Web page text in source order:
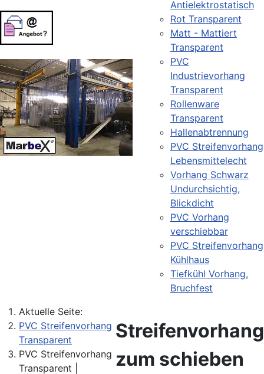
Antielektrostatisch
Rot Transparent
Matt - Mattiert
Transparent
PVC
Industrievorhang
Transparent
Rollenware
Transparent
Hallenabtrennung
PVC Streifenvorhang
Lebensmittelecht
Vorhang Schwarz
Undurchsichtig,
Blickdicht
PVC Vorhang
verschiebbar
PVC Streifenvorhang
Kühlhaus
Tiefkühl Vorhang,
Bruchfest
Aktuelle Seite:
PVC Streifenvorhang
Transparent
PVC Streifenvorhang
Transparent |
Streifenvorhang
zum schieben